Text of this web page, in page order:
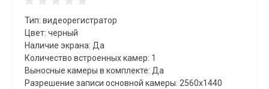
Тип: видеорегистратор
Цвет: черный
Наличие экрана: Да
Количество встроенных камер: 1
Выносные камеры в комплекте: Да
Разрешение записи основной камеры: 2560x1440